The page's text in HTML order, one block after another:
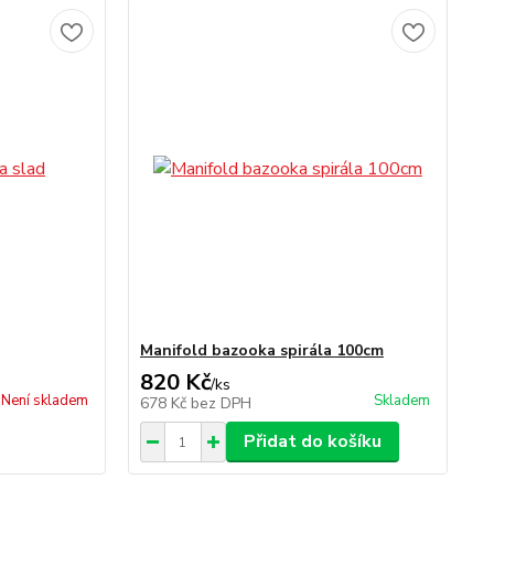
Není skladem
Manifold bazooka spirála 100cm
820 Kč/ks
678 Kč bez DPH Skladem
Přidat do košíku